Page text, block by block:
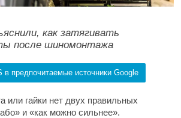
как затягивать
после шиномонтажа
в предпочитаемые источники Google
или гайки нет двух правильных
и «как можно сильнее».